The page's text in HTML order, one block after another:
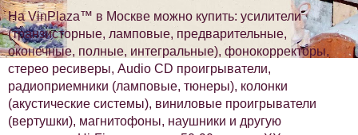
На VinPlaza™ в Москве можно купить: усилители
(транзисторные, ламповые, предварительные,
оконечные, полные, интегральные), фонокорректоры,
стерео ресиверы, Audio CD проигрыватели,
радиоприемники (ламповые, тюнеры), колонки
(акустические системы), виниловые проигрыватели
(вертушки), магнитофоны, наушники и другую